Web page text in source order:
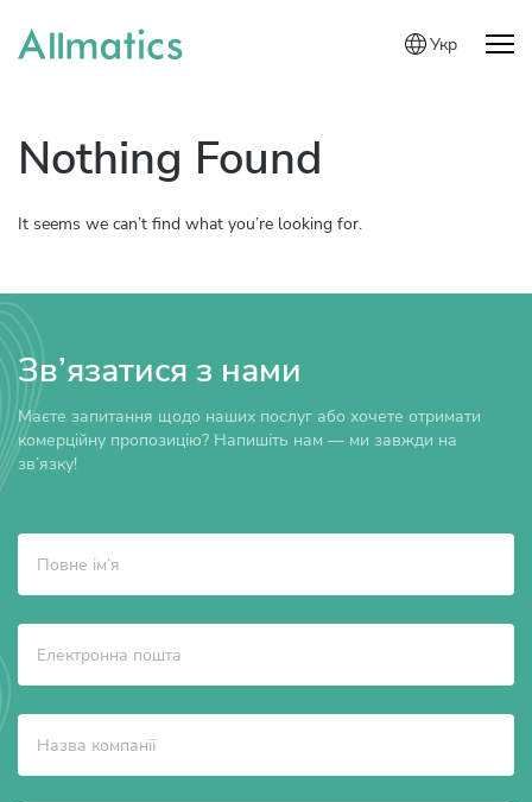
Укр
Nothing Found
It seems we can’t find what you’re looking for.
Зв’язатися з нами
Маєте запитання щодо наших послуг або хочете отримати
комерційну пропозицію? Напишіть нам — ми завжди на
зв’язку!